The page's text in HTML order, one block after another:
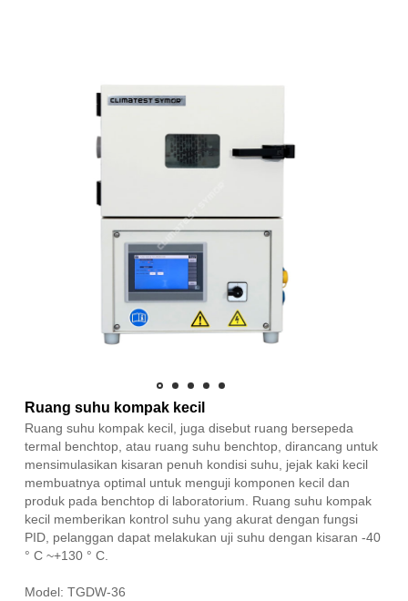
Ruang suhu kompak kecil
Ruang suhu kompak kecil, juga disebut ruang bersepeda
termal benchtop, atau ruang suhu benchtop, dirancang untuk
mensimulasikan kisaran penuh kondisi suhu, jejak kaki kecil
membuatnya optimal untuk menguji komponen kecil dan
produk pada benchtop di laboratorium. Ruang suhu kompak
kecil memberikan kontrol suhu yang akurat dengan fungsi
PID, pelanggan dapat melakukan uji suhu dengan kisaran -40
° C ~+130 ° C.
Model: TGDW-36